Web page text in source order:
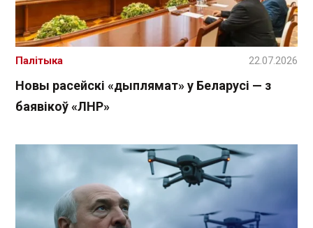
Новы расейскі «дыплямат» у Беларусі — з
баявікоў «ЛНР»
Палітыка 22.07.2026